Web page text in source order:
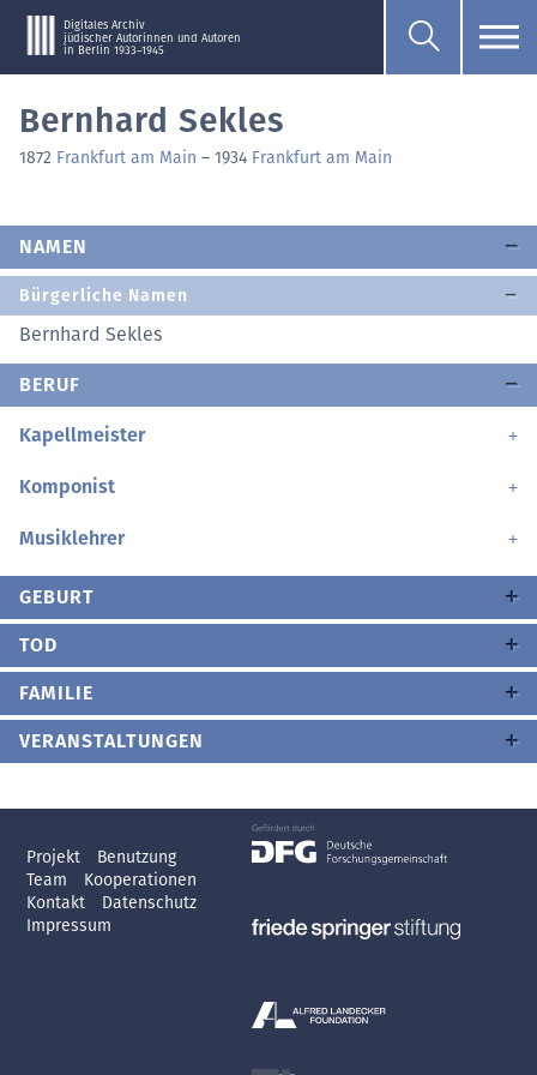
Digitales Archiv
jüdischer Autorinnen und Autoren
in Berlin 1933–1945
Bernhard Sekles
1872 Frankfurt am Main – 1934 Frankfurt am Main
NAMEN
Bürgerliche Namen
Bernhard Sekles
BERUF
Kapellmeister
Komponist
Musiklehrer
GEBURT
TOD
FAMILIE
VERANSTALTUNGEN
Projekt
Benutzung
Team
Kooperationen
Kontakt
Datenschutz
Impressum